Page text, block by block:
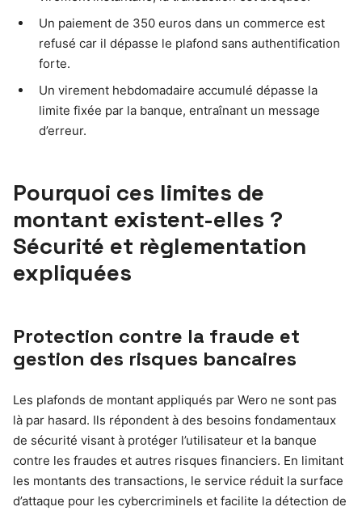
Un paiement de 350 euros dans un commerce est
refusé car il dépasse le plafond sans authentification
forte.
Un virement hebdomadaire accumulé dépasse la
limite fixée par la banque, entraînant un message
d’erreur.
Pourquoi ces limites de
montant existent-elles ?
Sécurité et règlementation
expliquées
Protection contre la fraude et
gestion des risques bancaires
Les plafonds de montant appliqués par Wero ne sont pas
là par hasard. Ils répondent à des besoins fondamentaux
de sécurité visant à protéger l’utilisateur et la banque
contre les fraudes et autres risques financiers. En limitant
les montants des transactions, le service réduit la surface
d’attaque pour les cybercriminels et facilite la détection de